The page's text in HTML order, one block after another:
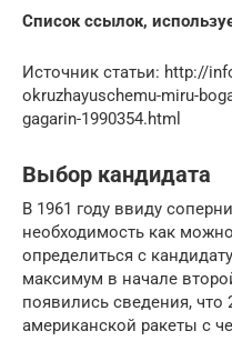
Список ссылок,
Источник статьи: http://
okruzhayuschemu-miru-
gagarin-1990354.html
Выбор кандидата
В 1961 году ввиду
необходимость как
определиться с
максимум в начале
появились сведения, что
американской ракеты с